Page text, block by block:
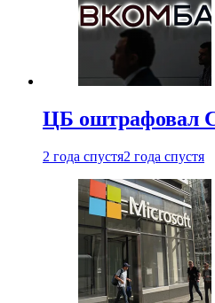
ЦБ оштрафовал
2 года спустя2 года спустя